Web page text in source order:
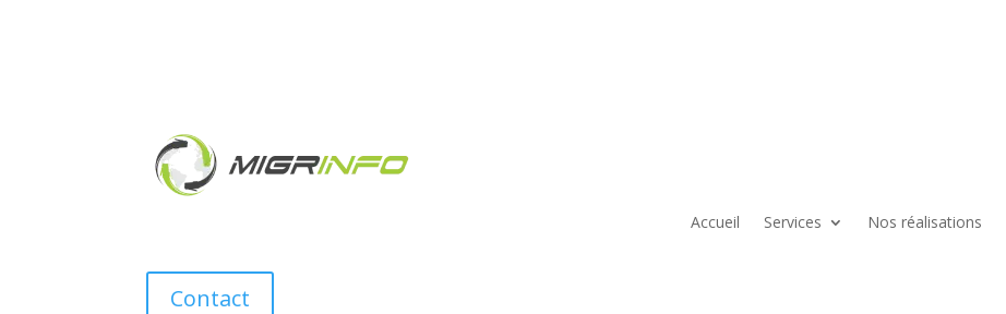
Accueil Services Nos réalisations
Contact